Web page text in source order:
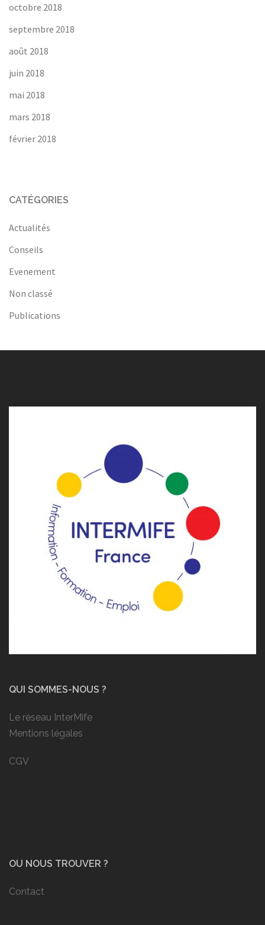
octobre 2018
septembre 2018
août 2018
juin 2018
mai 2018
mars 2018
février 2018
CATÉGORIES
Actualités
Conseils
Evenement
Non classé
Publications
QUI SOMMES-NOUS ?
Le réseau InterMife
Mentions légales
CGV
OU NOUS TROUVER ?
Contact